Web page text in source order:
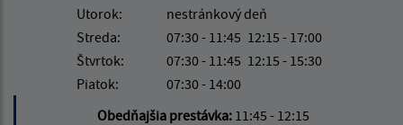
Utorok:
nestránkový deň
Streda:
07:30 - 11:45 12:15 - 17:00
Štvrtok:
07:30 - 11:45 12:15 - 15:30
Piatok:
07:30 - 14:00
Obedňajšia prestávka: 11:45 - 12:15